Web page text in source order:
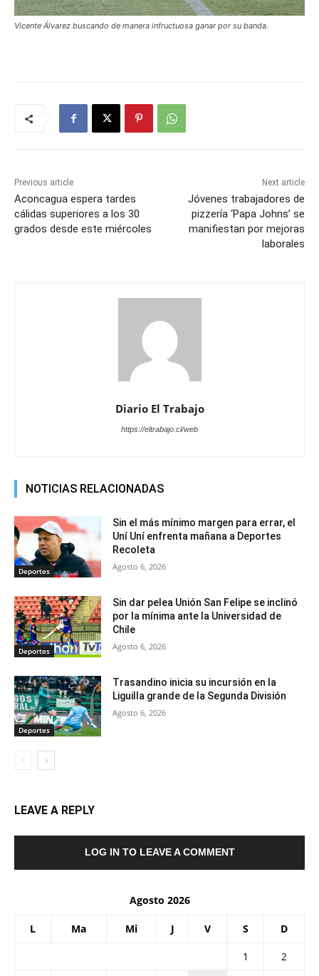
Vicente Álvarez buscando de manera infructuosa ganar por su banda.
Previous article
Aconcagua espera tardes
cálidas superiores a los 30
grados desde este miércoles
Next article
Jóvenes trabajadores de
pizzería ‘Papa Johns’ se
manifiestan por mejoras
laborales
Diario El Trabajo
https://eltrabajo.cl/web
NOTICIAS RELACIONADAS
Deportes
Sin el más mínimo margen para errar, el
Uní Uní enfrenta mañana a Deportes
Recoleta
Agosto 6, 2026
Deportes
Sin dar pelea Unión San Felipe se inclinó
por la mínima ante la Universidad de
Chile
Agosto 6, 2026
Deportes
Trasandino inicia su incursión en la
Liguilla grande de la Segunda División
Agosto 6, 2026
LEAVE A REPLY
LOG IN TO LEAVE A COMMENT
Agosto 2026
L Ma Mi J V S D
1
2